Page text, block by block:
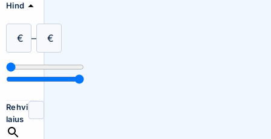
Hind
€ – €
Rehvi
laius